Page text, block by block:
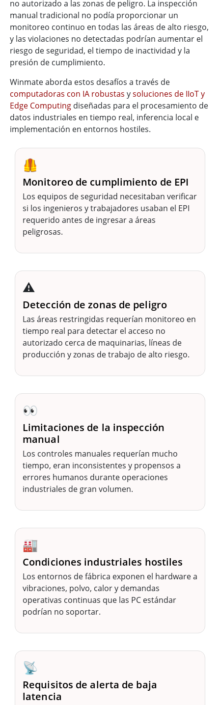
no autorizado a las zonas de peligro. La inspección
manual tradicional no podía proporcionar un
monitoreo continuo en todas las áreas de alto riesgo,
y las violaciones no detectadas podrían aumentar el
riesgo de seguridad, el tiempo de inactividad y la
presión de cumplimiento.
Winmate aborda estos desafíos a través de
computadoras con IA robustas ysoluciones de IIoT y
Edge Computing diseñadas para el procesamiento de
datos industriales en tiempo real, inferencia local e
implementación en entornos hostiles.
🦺
Monitoreo de cumplimiento de EPI
Los equipos de seguridad necesitaban verificar
si los ingenieros y trabajadores usaban el EPI
requerido antes de ingresar a áreas
peligrosas.
⚠️
Detección de zonas de peligro
Las áreas restringidas requerían monitoreo en
tiempo real para detectar el acceso no
autorizado cerca de maquinarias, líneas de
producción y zonas de trabajo de alto riesgo.
👀
Limitaciones de la inspección
manual
Los controles manuales requerían mucho
tiempo, eran inconsistentes y propensos a
errores humanos durante operaciones
industriales de gran volumen.
🏭
Condiciones industriales hostiles
Los entornos de fábrica exponen el hardware a
vibraciones, polvo, calor y demandas
operativas continuas que las PC estándar
podrían no soportar.
📡
Requisitos de alerta de baja
latencia